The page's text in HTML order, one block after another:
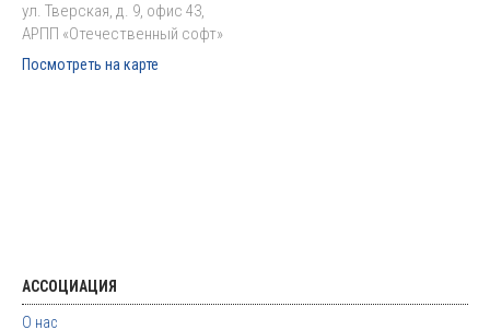
ул. Тверская, д. 9, офис 43,
АРПП «Отечественный софт»
Посмотреть на карте
АССОЦИАЦИЯ
О нас